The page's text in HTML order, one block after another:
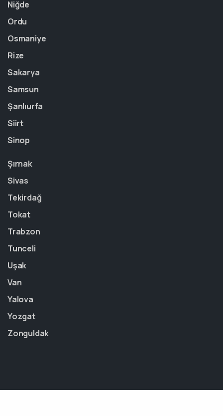
Niğde
Ordu
Osmaniye
Rize
Sakarya
Samsun
Şanlıurfa
Siirt
Sinop
Şırnak
Sivas
Tekirdağ
Tokat
Trabzon
Tunceli
Uşak
Van
Yalova
Yozgat
Zonguldak